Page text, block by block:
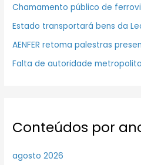
Chamamento público de
Estado transportará bens da
AENFER retoma palestras
Falta de autoridade
Conteúdos por
agosto 2026